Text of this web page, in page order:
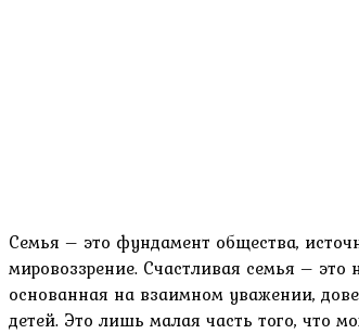
Семья – это фундамент общества,
мировоззрение. Счастливая семья –
основанная на взаимном уважении,
детей. Это лишь малая часть того, что